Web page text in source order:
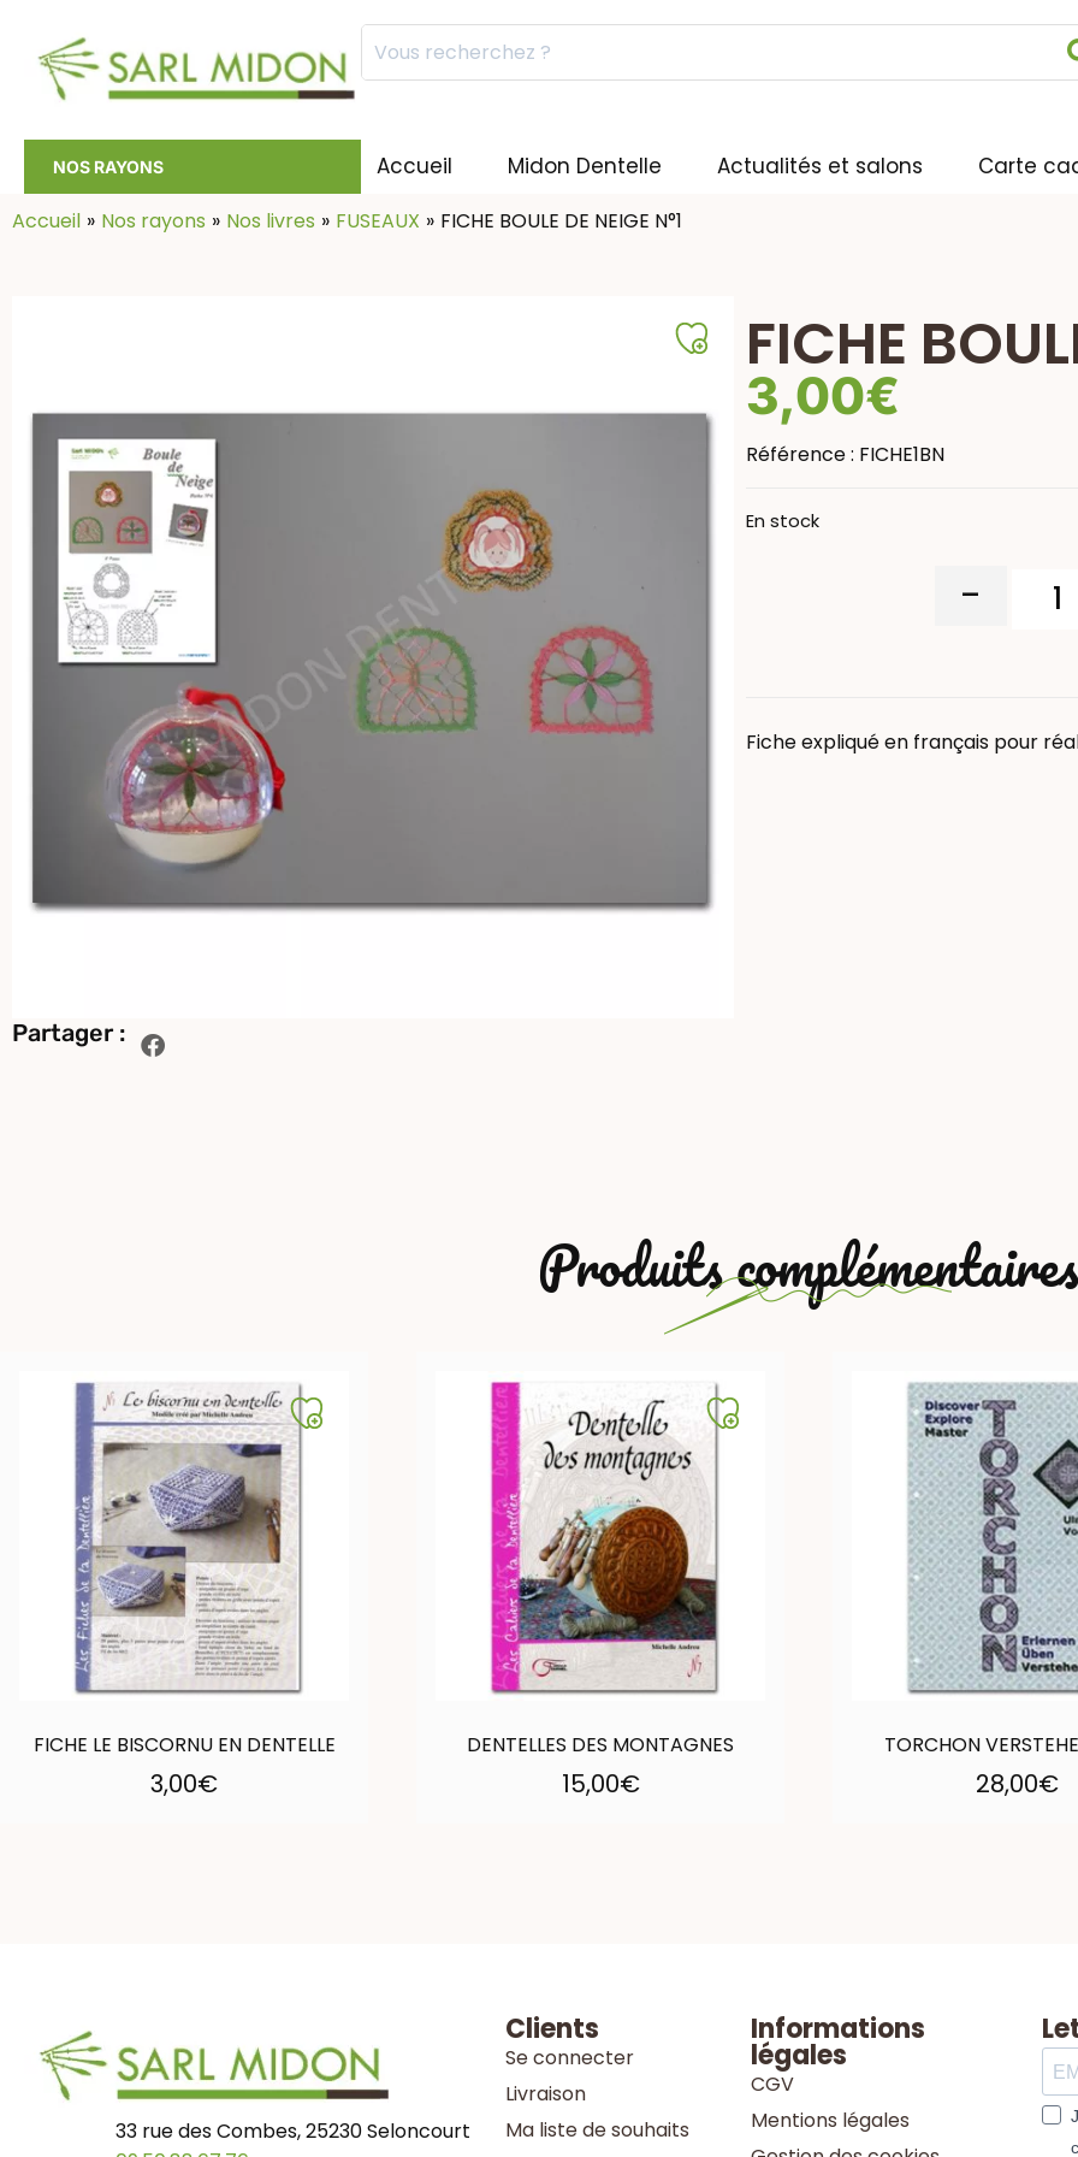
Mots
NOS RAYONS Accueil Midon Dentelle Actualités et salons Carte
Accueil Nos rayons Nos livres FUSEAUX FICHE BOULE DE NEIGE N°1
Partager :
FICHE
3,00€
Référence : FICHE1BN
En stock
-
Fiche expliqué en français pour
Produits complémentaires
FICHE LE BISCORNU EN DENTELLE
3,00€
DENTELLES DES MONTAGNES
15,00€
TORCHON
28,00€
33 rue des Combes, 25230 Seloncourt
Clients
Se connecter
Livraison
Ma liste de souhaits
Informations
légales
CGV
Mentions légales